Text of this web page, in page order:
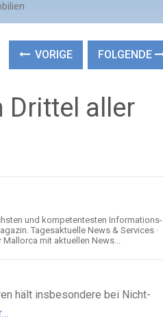
VORIGE FOLGENDE
Drittel aller
und kompetentesten Informations-
Tagesaktuelle News & Services ·
Mallorca mit aktuellen News...
hält insbesondere bei Nicht-